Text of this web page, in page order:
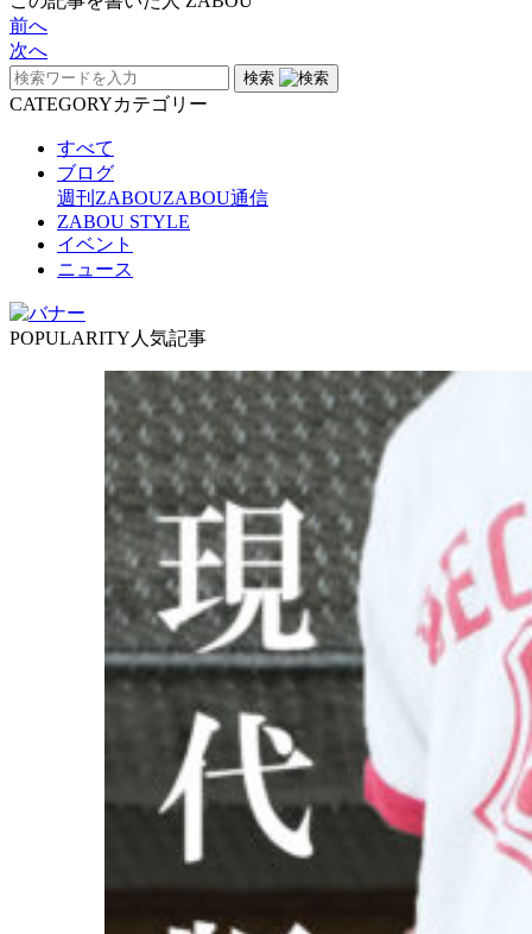
前へ
次へ
検索
CATEGORYカテゴリー
すべて
ブログ
週刊ZABOUZABOU通信
ZABOU STYLE
イベント
ニュース
POPULARITY 人気記事